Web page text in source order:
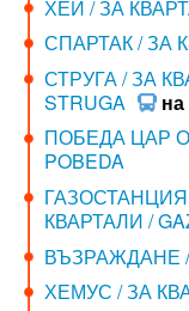
ХЕИ / ЗА
СПАРТАК / ЗА
СТРУГА / ЗА
STRUGA
ПОБЕДА ЦАР
POBEDA
КВАРТАЛИ /
ВЪЗРАЖДАНЕ /
ХЕМУС / ЗА